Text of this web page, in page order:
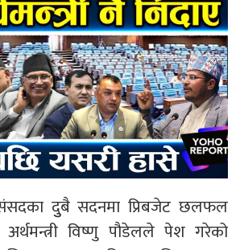
दुुबै सदनमा प्रिबजेट छलफल
विष्णु पौडेलले पेश गरेको